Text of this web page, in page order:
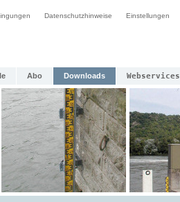
Datenschutzhinweise Einstellungen
Abo Downloads Webservices